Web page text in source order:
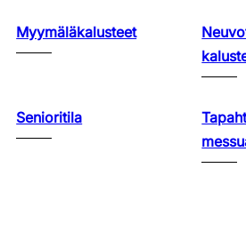
Myymäläkalusteet
Senioritila